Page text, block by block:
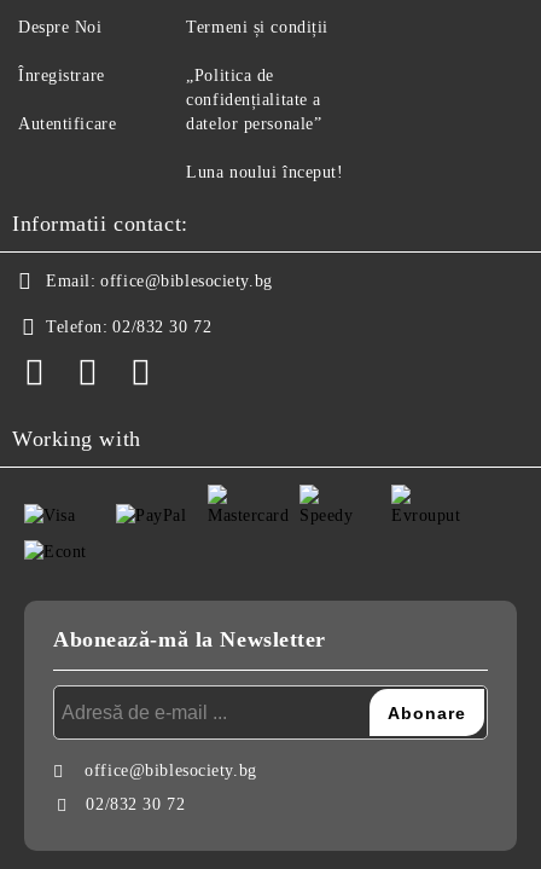
Despre Noi
Înregistrare
Autentificare
Termeni și condiții
„Politica de
confidențialitate a
datelor personale”
Luna noului început!
Informatii contact:
Email: office@biblesociety.bg
Telefon: 02/832 30 72
Working with
Abonează-mă la Newsletter
office@biblesociety.bg
02/832 30 72